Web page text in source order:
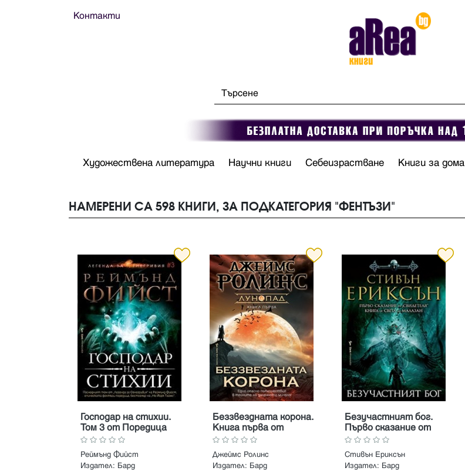
Контакти
Художествена литература Научни книги Себеизрастване Книги за дома
НАМЕРЕНИ СА 598 КНИГИ, ЗА ПОДКАТЕГОРИЯ "ФЕНТЪЗИ"
Господар на стихии.
Том 3 от Поредица
Легенда за
Огнегривия
Реймънд Фийст
Издател: Бард
Беззвездната корона.
Книга първа от
Лунопад
Джеймс Ролинс
Издател: Бард
Безучастният бог.
Първо сказание от
"Свидетеля". Книга
от СВЕТА на
МАЛАЗАН
Стивън Ериксън
Издател: Бард